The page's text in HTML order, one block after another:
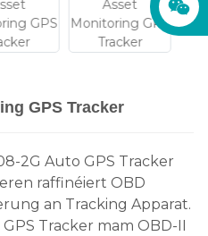
GPS Tracker
2G Auto GPS Tracker
raffinéiert OBD
an Tracking Apparat.
Tracker mam OBD-II